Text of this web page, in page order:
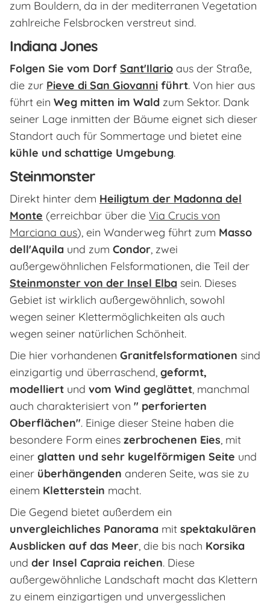
zum Bouldern, da in der mediterranen Vegetation
zahlreiche Felsbrocken verstreut sind.
Indiana Jones
Folgen Sie vom Dorf Sant'Ilario aus der Straße,
die zur Pieve di San Giovanni führt. Von hier aus
führt ein Weg mitten im Wald zum Sektor. Dank
seiner Lage inmitten der Bäume eignet sich dieser
Standort auch für Sommertage und bietet eine
kühle und schattige Umgebung.
Steinmonster
Direkt hinter dem Heiligtum der Madonna del
Monte (erreichbar über die Via Crucis von
Marciana aus), ein Wanderweg führt zum Masso
dell'Aquila und zum Condor, zwei
außergewöhnlichen Felsformationen, die Teil der
Steinmonster von der Insel Elba sein. Dieses
Gebiet ist wirklich außergewöhnlich, sowohl
wegen seiner Klettermöglichkeiten als auch
wegen seiner natürlichen Schönheit.
Die hier vorhandenen Granitfelsformationen sind
einzigartig und überraschend, geformt,
modelliert und vom Wind geglättet, manchmal
auch charakterisiert von " perforierten
Oberflächen". Einige dieser Steine ​​haben die
besondere Form eines zerbrochenen Eies, mit
einer glatten und sehr kugelförmigen Seite und
einer überhängenden anderen Seite, was sie zu
einem Kletterstein macht.
Die Gegend bietet außerdem ein
unvergleichliches Panorama mit spektakulären
Ausblicken auf das Meer, die bis nach Korsika
und der Insel Capraia reichen. Diese
außergewöhnliche Landschaft macht das Klettern
zu einem einzigartigen und unvergesslichen